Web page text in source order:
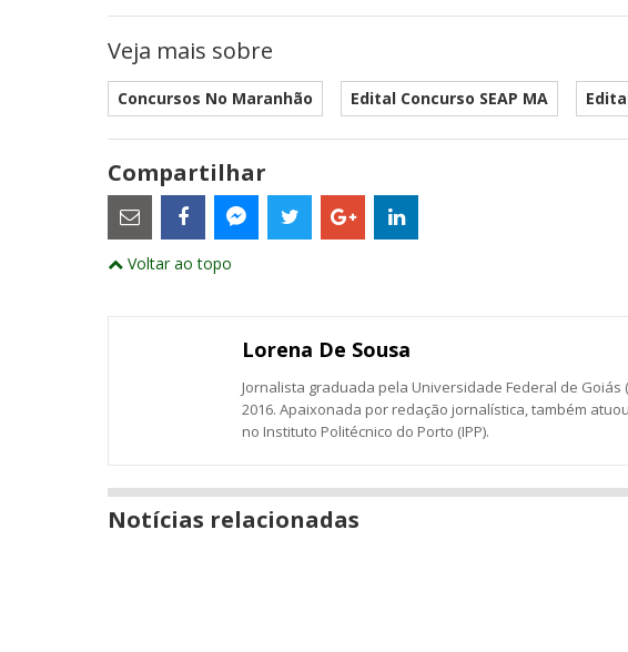
Veja mais sobre
Concursos No Maranhão Edital Concurso SEAP MA
Compartilhar
Estes
são
links
externos
abrirão
este este
Voltar ao topo
Lorena De Sousa
Jornalista graduada pela Universidade Federal de Goiás
2016. Apaixonada por redação jornalística, também
no Instituto Politécnico do Porto (IPP).
Notícias relacionadas